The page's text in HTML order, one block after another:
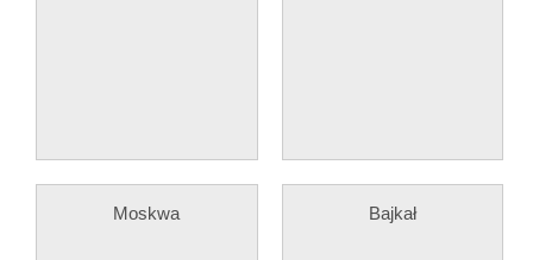
Moskwa Bajkał